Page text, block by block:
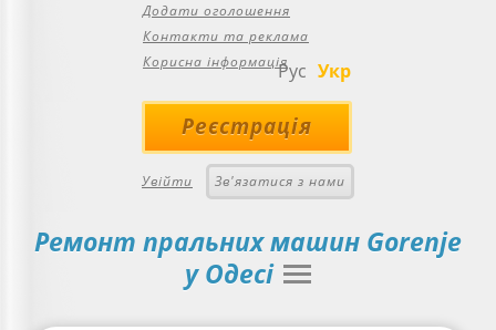
Додати оголошення
Контакти та реклама
Корисна інформаціяРус Укр
Реєстрація
Увійти Зв'язатися з нами
Ремонт пральних машин Gorenje
у Одесі